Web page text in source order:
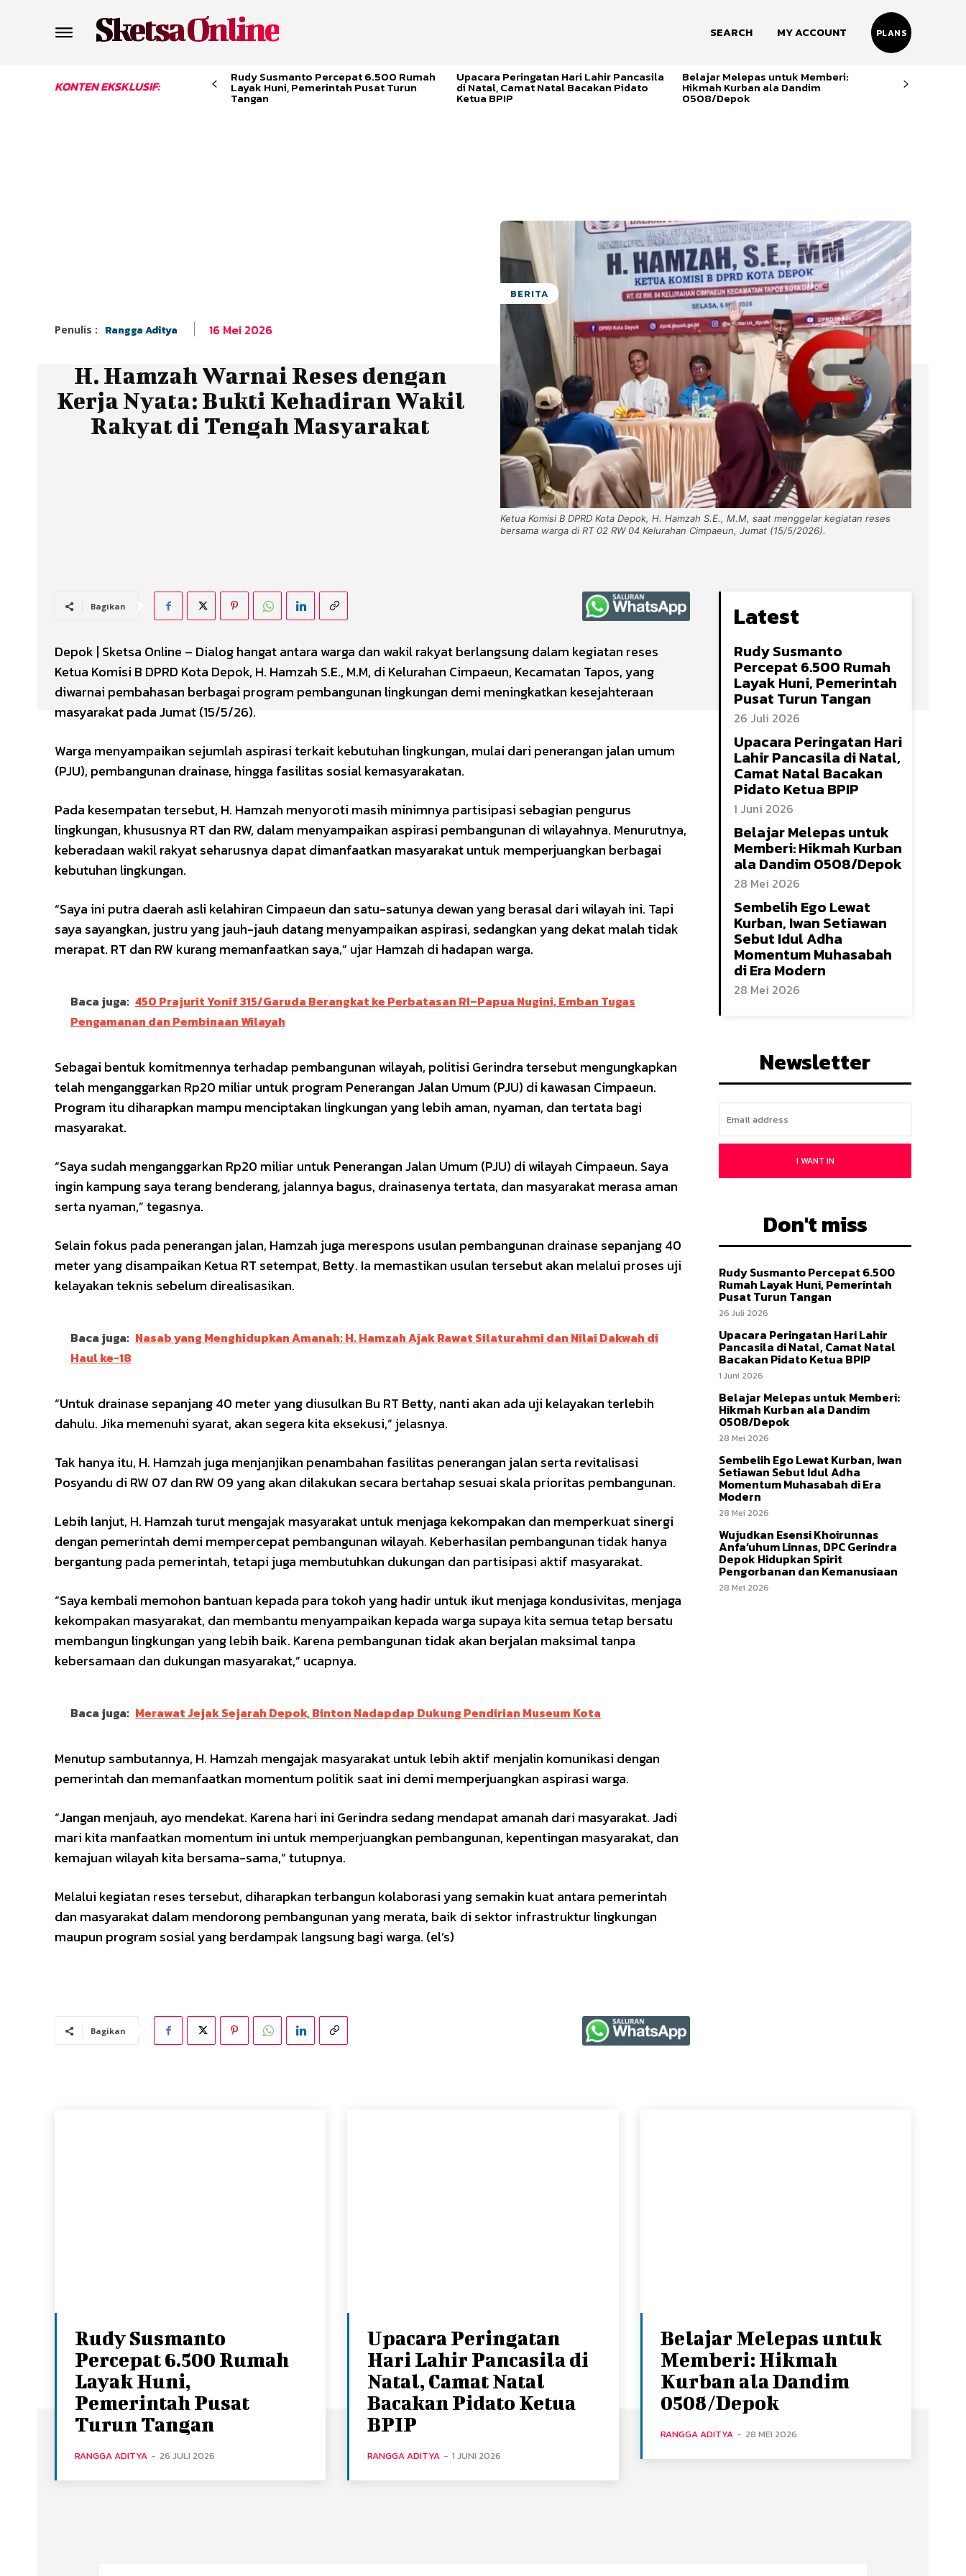
Sketsa Online SEARCH MY ACCOUNT PLANS
KONTEN EKSKLUSIF:
Rudy Susmanto Percepat 6.500 Rumah
Layak Huni, Pemerintah Pusat Turun
Tangan
Upacara Peringatan Hari Lahir Pancasila
di Natal, Camat Natal Bacakan Pidato
Ketua BPIP
Belajar Melepas untuk Memberi:
Hikmah Kurban ala Dandim
0508/Depok
Penulis : Rangga Aditya 16 Mei 2026
H. Hamzah Warnai Reses dengan
Kerja Nyata: Bukti Kehadiran Wakil
Rakyat di Tengah Masyarakat
BERITA
Ketua Komisi B DPRD Kota Depok, H. Hamzah S.E., M.M, saat menggelar kegiatan reses
bersama warga di RT 02 RW 04 Kelurahan Cimpaeun, Jumat (15/5/2026).
Bagikan
Depok | Sketsa Online – Dialog hangat antara warga dan wakil rakyat berlangsung dalam kegiatan reses
Ketua Komisi B DPRD Kota Depok, H. Hamzah S.E., M.M, di Kelurahan Cimpaeun, Kecamatan Tapos, yang
diwarnai pembahasan berbagai program pembangunan lingkungan demi meningkatkan kesejahteraan
masyarakat pada Jumat (15/5/26).
Warga menyampaikan sejumlah aspirasi terkait kebutuhan lingkungan, mulai dari penerangan jalan umum
(PJU), pembangunan drainase, hingga fasilitas sosial kemasyarakatan.
Pada kesempatan tersebut, H. Hamzah menyoroti masih minimnya partisipasi sebagian pengurus
lingkungan, khususnya RT dan RW, dalam menyampaikan aspirasi pembangunan di wilayahnya. Menurutnya,
keberadaan wakil rakyat seharusnya dapat dimanfaatkan masyarakat untuk memperjuangkan berbagai
kebutuhan lingkungan.
“Saya ini putra daerah asli kelahiran Cimpaeun dan satu-satunya dewan yang berasal dari wilayah ini. Tapi
saya sayangkan, justru yang jauh-jauh datang menyampaikan aspirasi, sedangkan yang dekat malah tidak
merapat. RT dan RW kurang memanfaatkan saya,” ujar Hamzah di hadapan warga.
Baca juga: 450 Prajurit Yonif 315/Garuda Berangkat ke Perbatasan RI–Papua Nugini, Emban Tugas
Pengamanan dan Pembinaan Wilayah
Sebagai bentuk komitmennya terhadap pembangunan wilayah, politisi Gerindra tersebut mengungkapkan
telah menganggarkan Rp20 miliar untuk program Penerangan Jalan Umum (PJU) di kawasan Cimpaeun.
Program itu diharapkan mampu menciptakan lingkungan yang lebih aman, nyaman, dan tertata bagi
masyarakat.
“Saya sudah menganggarkan Rp20 miliar untuk Penerangan Jalan Umum (PJU) di wilayah Cimpaeun. Saya
ingin kampung saya terang benderang, jalannya bagus, drainasenya tertata, dan masyarakat merasa aman
serta nyaman,” tegasnya.
Selain fokus pada penerangan jalan, Hamzah juga merespons usulan pembangunan drainase sepanjang 40
meter yang disampaikan Ketua RT setempat, Betty. Ia memastikan usulan tersebut akan melalui proses uji
kelayakan teknis sebelum direalisasikan.
Baca juga: Nasab yang Menghidupkan Amanah: H. Hamzah Ajak Rawat Silaturahmi dan Nilai Dakwah di
Haul ke-18
“Untuk drainase sepanjang 40 meter yang diusulkan Bu RT Betty, nanti akan ada uji kelayakan terlebih
dahulu. Jika memenuhi syarat, akan segera kita eksekusi,” jelasnya.
Tak hanya itu, H. Hamzah juga menjanjikan penambahan fasilitas penerangan jalan serta revitalisasi
Posyandu di RW 07 dan RW 09 yang akan dilakukan secara bertahap sesuai skala prioritas pembangunan.
Lebih lanjut, H. Hamzah turut mengajak masyarakat untuk menjaga kekompakan dan memperkuat sinergi
dengan pemerintah demi mempercepat pembangunan wilayah. Keberhasilan pembangunan tidak hanya
bergantung pada pemerintah, tetapi juga membutuhkan dukungan dan partisipasi aktif masyarakat.
“Saya kembali memohon bantuan kepada para tokoh yang hadir untuk ikut menjaga kondusivitas, menjaga
kekompakan masyarakat, dan membantu menyampaikan kepada warga supaya kita semua tetap bersatu
membangun lingkungan yang lebih baik. Karena pembangunan tidak akan berjalan maksimal tanpa
kebersamaan dan dukungan masyarakat,” ucapnya.
Baca juga: Merawat Jejak Sejarah Depok, Binton Nadapdap Dukung Pendirian Museum Kota
Menutup sambutannya, H. Hamzah mengajak masyarakat untuk lebih aktif menjalin komunikasi dengan
pemerintah dan memanfaatkan momentum politik saat ini demi memperjuangkan aspirasi warga.
“Jangan menjauh, ayo mendekat. Karena hari ini Gerindra sedang mendapat amanah dari masyarakat. Jadi
mari kita manfaatkan momentum ini untuk memperjuangkan pembangunan, kepentingan masyarakat, dan
kemajuan wilayah kita bersama-sama,” tutupnya.
Melalui kegiatan reses tersebut, diharapkan terbangun kolaborasi yang semakin kuat antara pemerintah
dan masyarakat dalam mendorong pembangunan yang merata, baik di sektor infrastruktur lingkungan
maupun program sosial yang berdampak langsung bagi warga. (el’s)
Bagikan
Latest
Rudy Susmanto
Percepat 6.500 Rumah
Layak Huni, Pemerintah
Pusat Turun Tangan
26 Juli 2026
Upacara Peringatan Hari
Lahir Pancasila di Natal,
Camat Natal Bacakan
Pidato Ketua BPIP
1 Juni 2026
Belajar Melepas untuk
Memberi: Hikmah Kurban
ala Dandim 0508/Depok
28 Mei 2026
Sembelih Ego Lewat
Kurban, Iwan Setiawan
Sebut Idul Adha
Momentum Muhasabah
di Era Modern
28 Mei 2026
Newsletter
I WANT IN
Don't miss
Rudy Susmanto Percepat 6.500
Rumah Layak Huni, Pemerintah
Pusat Turun Tangan
26 Juli 2026
Upacara Peringatan Hari Lahir
Pancasila di Natal, Camat Natal
Bacakan Pidato Ketua BPIP
1 Juni 2026
Belajar Melepas untuk Memberi:
Hikmah Kurban ala Dandim
0508/Depok
28 Mei 2026
Sembelih Ego Lewat Kurban, Iwan
Setiawan Sebut Idul Adha
Momentum Muhasabah di Era
Modern
28 Mei 2026
Wujudkan Esensi Khoirunnas
Anfa’uhum Linnas, DPC Gerindra
Depok Hidupkan Spirit
Pengorbanan dan Kemanusiaan
28 Mei 2026
Rudy Susmanto
Percepat 6.500 Rumah
Layak Huni,
Pemerintah Pusat
Turun Tangan
RANGGA ADITYA - 26 JULI 2026
Upacara Peringatan
Hari Lahir Pancasila di
Natal, Camat Natal
Bacakan Pidato Ketua
BPIP
RANGGA ADITYA - 1 JUNI 2026
Belajar Melepas untuk
Memberi: Hikmah
Kurban ala Dandim
0508/Depok
RANGGA ADITYA - 28 MEI 2026